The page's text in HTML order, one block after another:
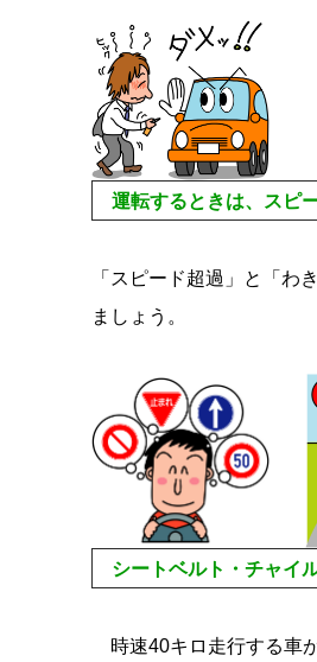
運転するときは、スピ
「スピード超過」と「わ
ましょう。
シートベルト・チャイ
時速40キロ走行する車